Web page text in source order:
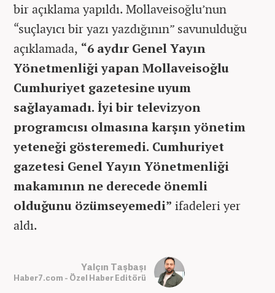
bir açıklama yapıldı. Mollaveisoğlu’nun
“suçlayıcı bir yazı yazdığının” savunulduğu
açıklamada, “6 aydır Genel Yayın
Yönetmenliği yapan Mollaveisoğlu
Cumhuriyet gazetesine uyum
sağlayamadı. İyi bir televizyon
programcısı olmasına karşın yönetim
yeteneği gösteremedi. Cumhuriyet
gazetesi Genel Yayın Yönetmenliği
makamının ne derecede önemli
olduğunu özümseyemedi” ifadeleri yer
aldı.
Yalçın Taşbaşı
Haber7.com - Özel Haber Editörü